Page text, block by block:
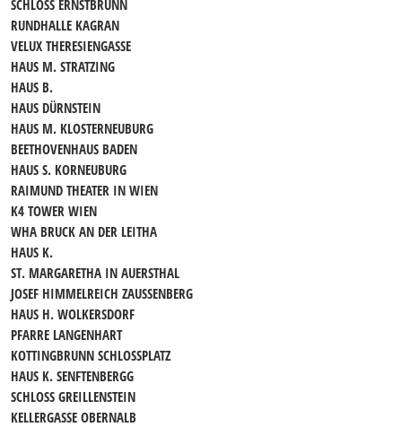
SCHLOSS ERNSTBRUNN
RUNDHALLE KAGRAN
VELUX THERESIENGASSE
HAUS M. STRATZING
HAUS B.
HAUS DÜRNSTEIN
HAUS M. KLOSTERNEUBURG
BEETHOVENHAUS BADEN
HAUS S. KORNEUBURG
RAIMUND THEATER IN WIEN
K4 TOWER WIEN
WHA BRUCK AN DER LEITHA
HAUS K.
ST. MARGARETHA IN AUERSTHAL
JOSEF HIMMELREICH ZAUSSENBERG
HAUS H. WOLKERSDORF
PFARRE LANGENHART
KOTTINGBRUNN SCHLOSSPLATZ
HAUS K. SENFTENBERGG
SCHLOSS GREILLENSTEIN
KELLERGASSE OBERNALB